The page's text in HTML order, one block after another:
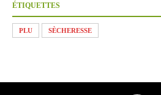
ÉTIQUETTES
PLU SÈCHERESSE